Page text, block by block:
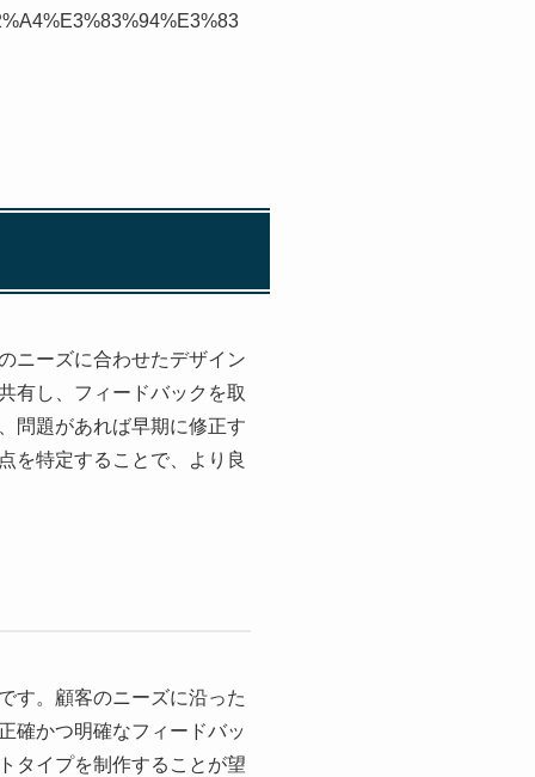
ニーズに合わせたデザイン
有し、フィードバックを取
問題があれば早期に修正す
を特定することで、より良
す。顧客のニーズに沿った
確かつ明確なフィードバッ
タイプを制作することが望